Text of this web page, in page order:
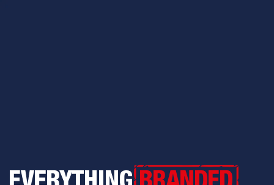
Everything Branded